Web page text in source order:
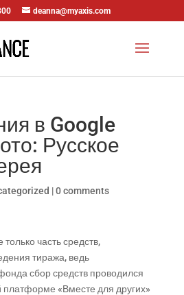
deanna@myaxis.com
в Google
Русское
|0 comments
часть средств,
тиража, ведь
сбор средств проводился
«Вместе для других»